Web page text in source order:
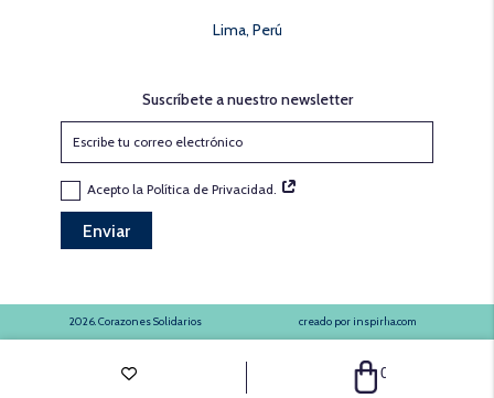
Lima, Perú
Suscríbete a nuestro newsletter
Acepto la Política de Privacidad.
Enviar
2026. Corazones Solidarios creado por inspirha.com
0
0